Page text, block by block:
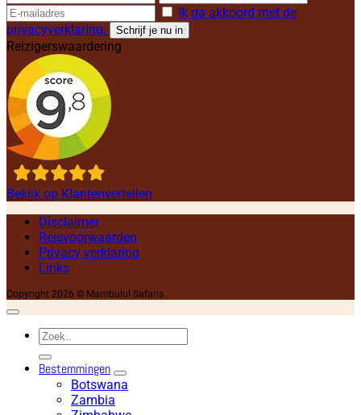
Ik ga akkoord met de
privacyverklaring.
Reizigerswaardering
Bekijk op Klantenvertellen
Disclaimer
Reisvoorwaarden
Privacy verklaring
Links
Copyright 2026 © Mambulu! Safaris
Bestemmingen
Botswana
Zambia